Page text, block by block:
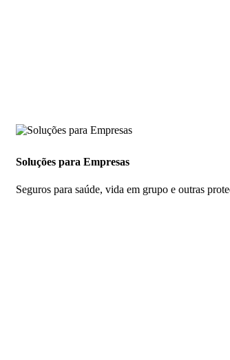
Soluções para Empresas
Seguros para saúde, vida em grupo e outras